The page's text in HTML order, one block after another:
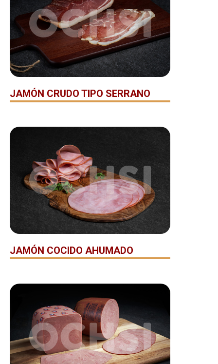
JAMÓN CRUDO TIPO SERRANO
JAMÓN COCIDO AHUMADO